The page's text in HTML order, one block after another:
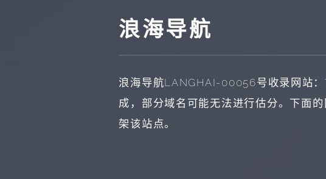
浪海导航
浪海导航LANGHAI-00056号收录网站：
成，部分域名可能无法进行估分。下面
架该站点。